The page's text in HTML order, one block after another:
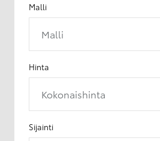
Malli
Malli
Hinta
Kokonaishinta
Sijainti